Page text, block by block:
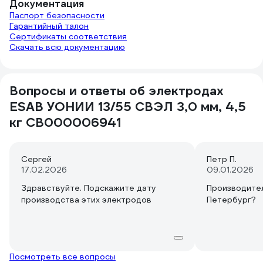
неопытного. Стабильность дуги вроде
нормальная, но все зависит от вашего
контроля дуги. Я не спец, но у меня
получилось варить ими сразу, даже
металлов без отрыва, они не для
тонкого профиля.
Документация
Паспорт безопасности
Гарантийный талон
Сертификаты соответствия
Скачать всю документацию
Вопросы и ответы об электродах
ESAB УОНИИ 13/55 СВЭЛ 3,0 мм, 4,5
кг СВ000006941
Сергей
17.02.2026
Здравствуйте. Подскажите дату
производства этих электродов
Петр П.
09.01.2026
Петербург?
Посмотреть все вопросы